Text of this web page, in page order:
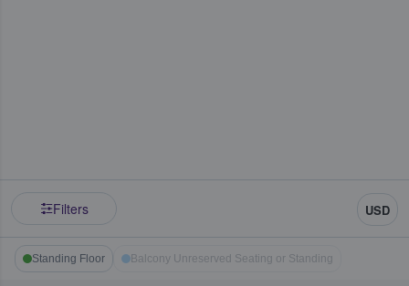
Filters USD
Standing Floor Balcony Unreserved Seating or Standing